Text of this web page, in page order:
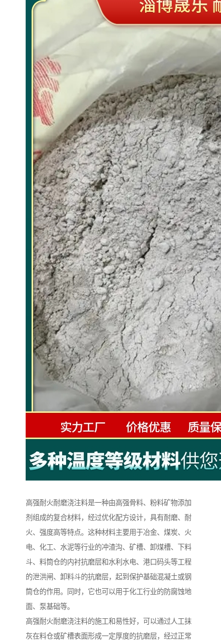
高强耐火耐磨浇注料是一种由高强骨料、粉料矿物添加
剂组成的复合材料，经过优化配方设计，具有耐磨、耐
火、强度高等特点。这种材料主要用于冶金、煤炭、火
电、化工、水泥等行业的冲渣沟、矿槽、卸煤槽、下料
斗、料筒仓的内衬抗磨层和水利水电、港口码头等工程
的泄洪闸、卸料斗的抗磨层，起到保护基础混凝土或钢
筒仓的作用。同时，它也可以用于化工行业的防腐蚀地
面、泵基础等。
高强耐火耐磨浇注料的施工和易性好，可以通过人工抹
灰在料仓或矿槽表面形成一定厚度的抗磨层，经过正常